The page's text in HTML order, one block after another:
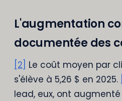
L'augmentation
documentée des
[2] Le coût moyen par
s'élève à 5,26 $ en 2025.
lead, eux, ont augmenté